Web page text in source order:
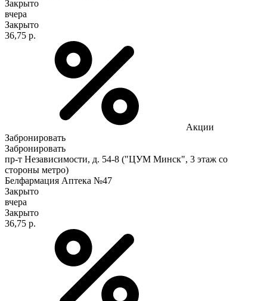
Закрыто
вчера
Закрыто
36,75 р.
Акции
Забронировать
Забронировать
пр-т Независимости, д. 54-8 ("ЦУМ Минск", 3 этаж со
стороны метро)
Белфармация Аптека №47
Закрыто
вчера
Закрыто
36,75 р.